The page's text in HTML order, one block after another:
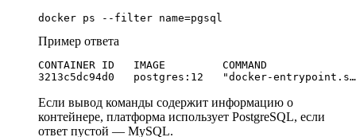
docker ps --filter name=pgsql
Пример ответа
CONTAINER ID   IMAGE         COMMAND
3213c5dc94d0   postgres:12   "docker-
Если вывод команды содержит информацию о
контейнере, платформа использует PostgreSQL, если
ответ пустой — MySQL.